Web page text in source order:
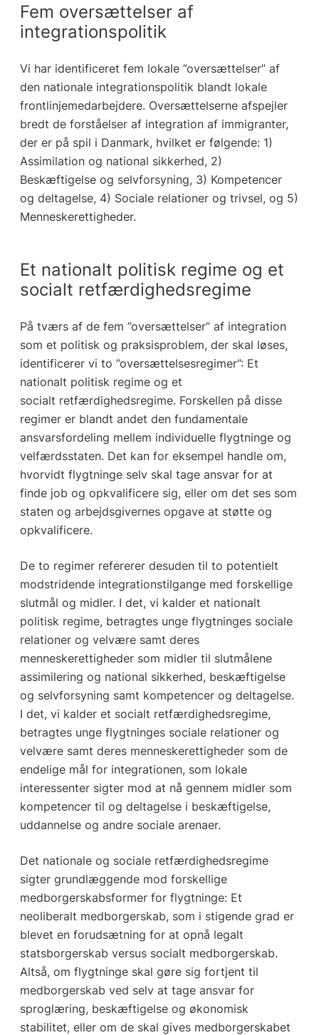
Fem oversættelser af
integrationspolitik
Vi har identificeret fem lokale ”oversættelser” af
den nationale integrationspolitik blandt lokale
frontlinjemedarbejdere. Oversættelserne afspejler
bredt de forståelser af integration af immigranter,
der er på spil i Danmark, hvilket er følgende: 1)
Assimilation og national sikkerhed, 2)
Beskæftigelse og selvforsyning, 3) Kompetencer
og deltagelse, 4) Sociale relationer og trivsel, og 5)
Menneskerettigheder.
Et nationalt politisk regime og et
socialt retfærdighedsregime
På tværs af de fem ”oversættelser” af integration
som et politisk og praksisproblem, der skal løses,
identificerer vi to ”oversættelsesregimer”: Et
nationalt politisk regime og et
socialt retfærdighedsregime. Forskellen på disse
regimer er blandt andet den fundamentale
ansvarsfordeling mellem individuelle flygtninge og
velfærdsstaten. Det kan for eksempel handle om,
hvorvidt flygtninge selv skal tage ansvar for at
finde job og opkvalificere sig, eller om det ses som
staten og arbejdsgivernes opgave at støtte og
opkvalificere.
De to regimer refererer desuden til to potentielt
modstridende integrationstilgange med forskellige
slutmål og midler. I det, vi kalder et nationalt
politisk regime, betragtes unge flygtninges sociale
relationer og velvære samt deres
menneskerettigheder som midler til slutmålene
assimilering og national sikkerhed, beskæftigelse
og selvforsyning samt kompetencer og deltagelse.
I det, vi kalder et socialt retfærdighedsregime,
betragtes unge flygtninges sociale relationer og
velvære samt deres menneskerettigheder som de
endelige mål for integrationen, som lokale
interessenter sigter mod at nå gennem midler som
kompetencer til og deltagelse i beskæftigelse,
uddannelse og andre sociale arenaer.
Det nationale og sociale retfærdighedsregime
sigter grundlæggende mod forskellige
medborgerskabsformer for flygtninge: Et
neoliberalt medborgerskab, som i stigende grad er
blevet en forudsætning for at opnå legalt
statsborgerskab versus socialt medborgerskab.
Altså, om flygtninge skal gøre sig fortjent til
medborgerskab ved selv at tage ansvar for
sproglæring, beskæftigelse og økonomisk
stabilitet, eller om de skal gives medborgerskabet